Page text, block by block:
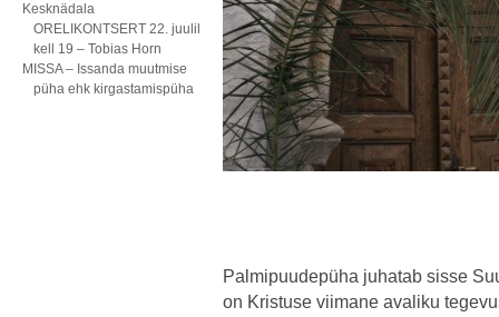
Kesknädala
ORELIKONTSERT 22. juulil
kell 19 – Tobias Horn
MISSA – Issanda muutmise
püha ehk kirgastamispüha
Palmipuudepüha juhatab sisse
on Kristuse viimane avaliku